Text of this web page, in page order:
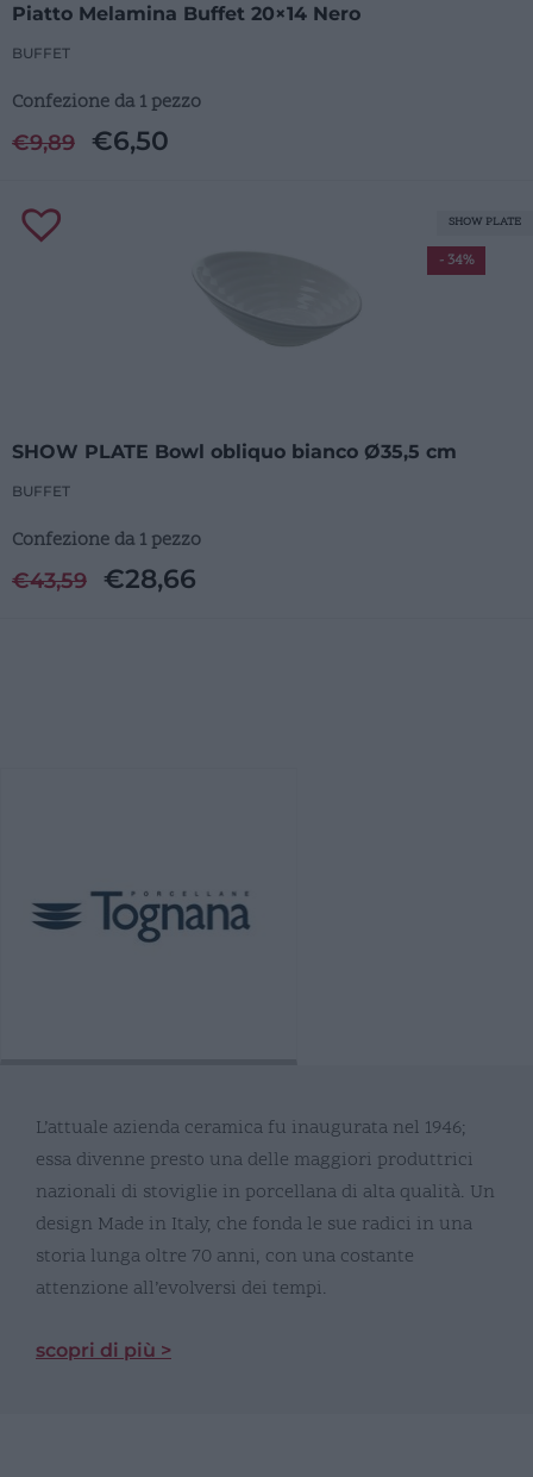
Piatto Melamina Buffet 20×14 Nero
BUFFET
Confezione da 1 pezzo
€9,89 €6,50
SHOW PLATE Bowl obliquo bianco Ø35,5 cm
BUFFET
Confezione da 1 pezzo
€43,59 €28,66
- 34%
SHOW PLATE
L’attuale azienda ceramica fu inaugurata nel 1946;
essa divenne presto una delle maggiori produttrici
nazionali di stoviglie in porcellana di alta qualità. Un
design Made in Italy, che fonda le sue radici in una
storia lunga oltre 70 anni, con una costante
attenzione all’evolversi dei tempi.
scopri di più >